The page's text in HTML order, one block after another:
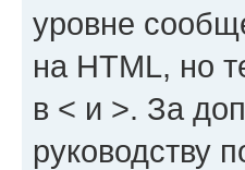
уровне
на HTML, но
в < и >. За
руководству